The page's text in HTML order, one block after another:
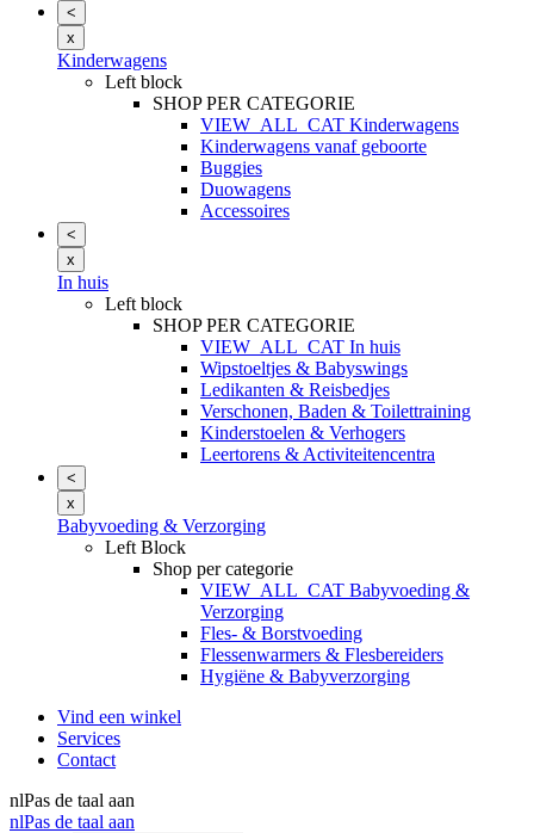
<
x
Kinderwagens
Left block
SHOP PER CATEGORIE
VIEW_ALL_CAT Kinderwagens
Kinderwagens vanaf geboorte
Buggies
Duowagens
Accessoires
<
x
In huis
Left block
SHOP PER CATEGORIE
VIEW_ALL_CAT In huis
Wipstoeltjes & Babyswings
Ledikanten & Reisbedjes
Verschonen, Baden & Toilettraining
Kinderstoelen & Verhogers
Leertorens & Activiteitencentra
<
x
Babyvoeding & Verzorging
Left Block
Shop per categorie
VIEW_ALL_CAT Babyvoeding &
Verzorging
Fles- & Borstvoeding
Flessenwarmers & Flesbereiders
Hygiëne & Babyverzorging
Vind een winkel
Services
Contact
nlPas de taal aan
nlPas de taal aan